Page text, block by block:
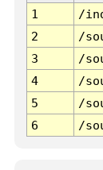
1
/
2
/
3
/
4
/
5
/
6
/